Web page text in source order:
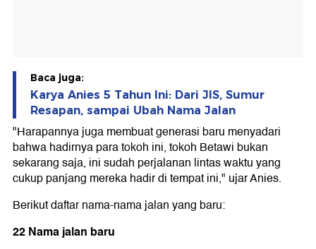
Baca juga:
Karya Anies 5 Tahun Ini: Dari JIS, Sumur
Resapan, sampai Ubah Nama Jalan
"Harapannya juga membuat generasi baru menyadari
bahwa hadirnya para tokoh ini, tokoh Betawi bukan
sekarang saja, ini sudah perjalanan lintas waktu yang
cukup panjang mereka hadir di tempat ini," ujar Anies.
Berikut daftar nama-nama jalan yang baru:
22 Nama jalan baru